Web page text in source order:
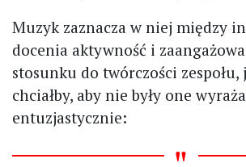
Muzyk zaznacza w niej między
docenia aktywność i
stosunku do twórczości zespołu,
chciałby, aby nie były one
entuzjastycznie: